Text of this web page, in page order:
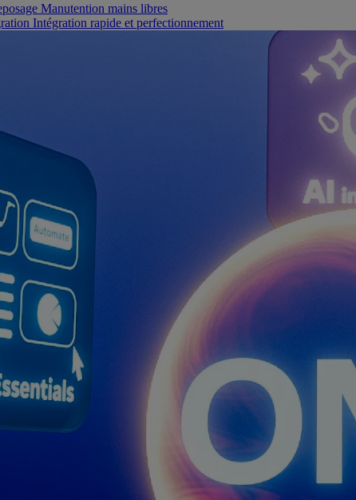
Manutention mains libres
Intégration rapide et perfectionnement